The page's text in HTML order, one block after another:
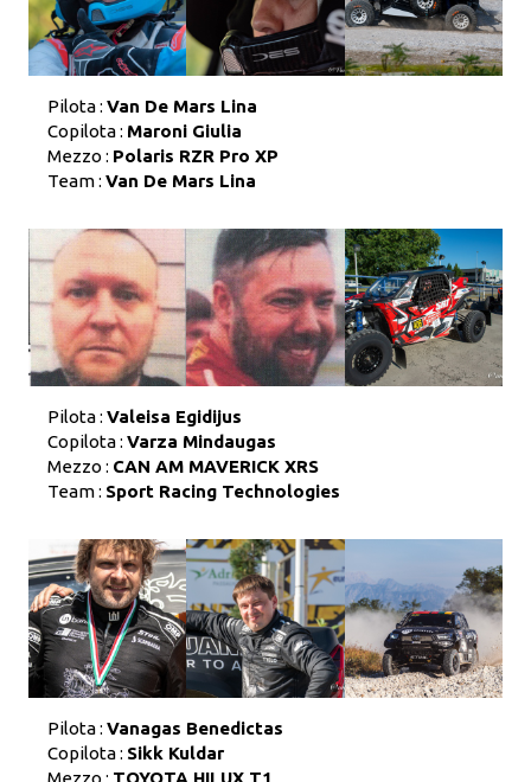
Pilota : Van De Mars Lina
Copilota : Maroni Giulia
Mezzo : Polaris RZR Pro XP
Team : Van De Mars Lina
Pilota : Valeisa Egidijus
Copilota : Varza Mindaugas
Mezzo : CAN AM MAVERICK XRS
Team : Sport Racing Technologies
Pilota : Vanagas Benedictas
Copilota : Sikk Kuldar
Mezzo : TOYOTA HILUX T1